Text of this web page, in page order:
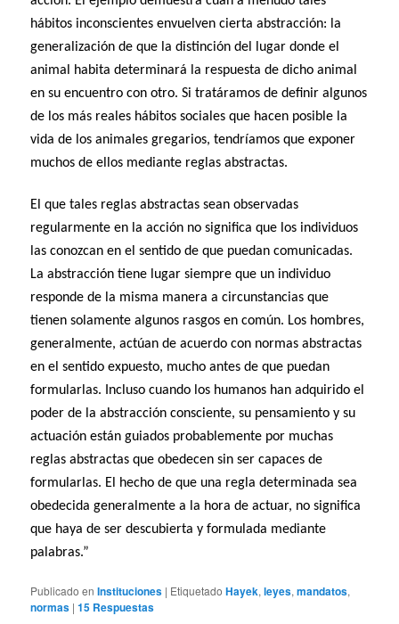
hábitos inconscientes envuelven cierta abstracción: la
generalización de que la distinción del lugar donde el
animal habita determinará la respuesta de dicho animal
en su encuentro con otro. Si tratáramos de definir algunos
de los más reales hábitos sociales que hacen posible la
vida de los animales gregarios, tendríamos que exponer
muchos de ellos mediante reglas abstractas.
El que tales reglas abstractas sean observadas
regularmente en la acción no significa que los individuos
las conozcan en el sentido de que puedan comunicadas.
La abstracción tiene lugar siempre que un individuo
responde de la misma manera a circunstancias que
tienen solamente algunos rasgos en común. Los hombres,
generalmente, actúan de acuerdo con normas abstractas
en el sentido expuesto, mucho antes de que puedan
formularlas. Incluso cuando los humanos han adquirido el
poder de la abstracción consciente, su pensamiento y su
actuación están guiados probablemente por muchas
reglas abstractas que obedecen sin ser capaces de
formularlas. El hecho de que una regla determinada sea
obedecida generalmente a la hora de actuar, no significa
que haya de ser descubierta y formulada mediante
palabras.”
Publicado en Instituciones | Etiquetado Hayek,leyes,mandatos,
normas |15 Respuestas